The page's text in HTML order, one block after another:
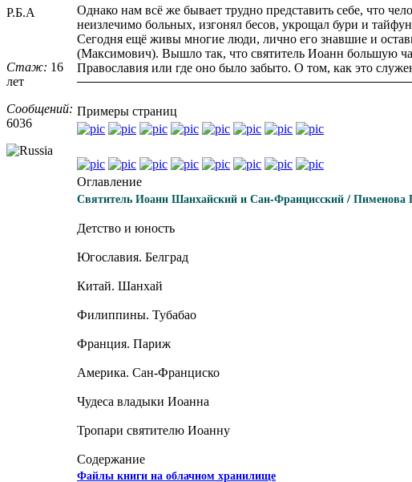
Р.Б.А
Стаж: 16
лет
Сообщений:
6036
Однако нам всё же бывает трудно представить себе, что
неизлечимо больных, изгонял бесов, укрощал бури и
Сегодня ещё живы многие люди, лично его знавшие и
(Максимович). Вышло так, что святитель Иоанн большую
Православия или где оно было забыто. О том, как это
Примеры страниц
Оглавление
Святитель Иоанн Шанхайский и Сан-Францисский / Пименова
Детство и юность
Югославия. Белград
Китай. Шанхай
Филиппины. Тубабао
Франция. Париж
Америка. Сан-Франциско
Чудеса владыки Иоанна
Тропари святителю Иоанну
Содержание
Файлы книги на облачном хранилище